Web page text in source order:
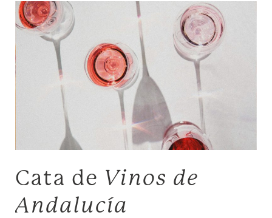
Cata de Vinos de
Andalucía
Cata
de
Vinos
de
Andalucía